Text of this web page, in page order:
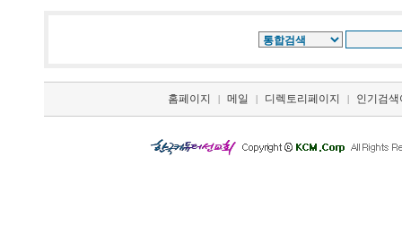
홈페이지 | 메일 | 디렉토리페이지 | 인기검색